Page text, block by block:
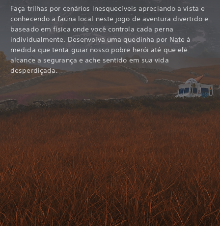
Faça trilhas por cenários inesquecíveis apreciando a vista e
conhecendo a fauna local neste jogo de aventura divertido e
baseado em física onde você controla cada perna
individualmente. Desenvolva uma quedinha por Nate à
medida que tenta guiar nosso pobre herói até que ele
alcance a segurança e ache sentido em sua vida
desperdiçada.